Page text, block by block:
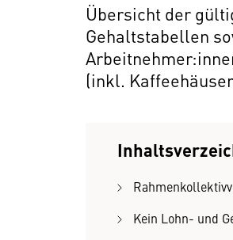
Übersicht der
Gehaltstabellen
(inkl.
Kein Lohn- und